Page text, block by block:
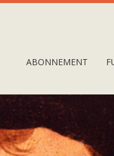
ABONNEMENT